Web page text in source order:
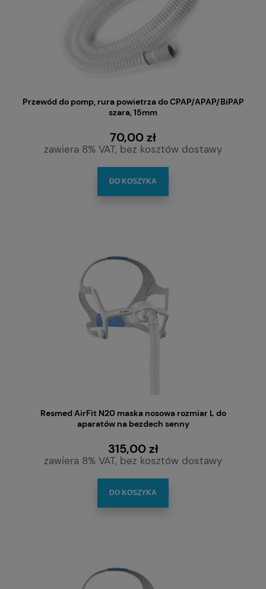
Przewód do pomp, rura powietrza do CPAP/APAP/BiPAP
szara, 15mm
70,00 zł
zawiera 8% VAT, bez kosztów dostawy
DO KOSZYKA
Resmed AirFit N20 maska nosowa rozmiar L do
aparatów na bezdech senny
315,00 zł
zawiera 8% VAT, bez kosztów dostawy
DO KOSZYKA